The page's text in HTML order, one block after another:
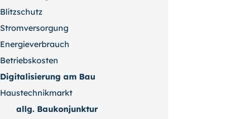
Blitzschutz
Stromversorgung
Energieverbrauch
Betriebskosten
Digitalisierung am Bau
Haustechnikmarkt
allg. Baukonjunktur